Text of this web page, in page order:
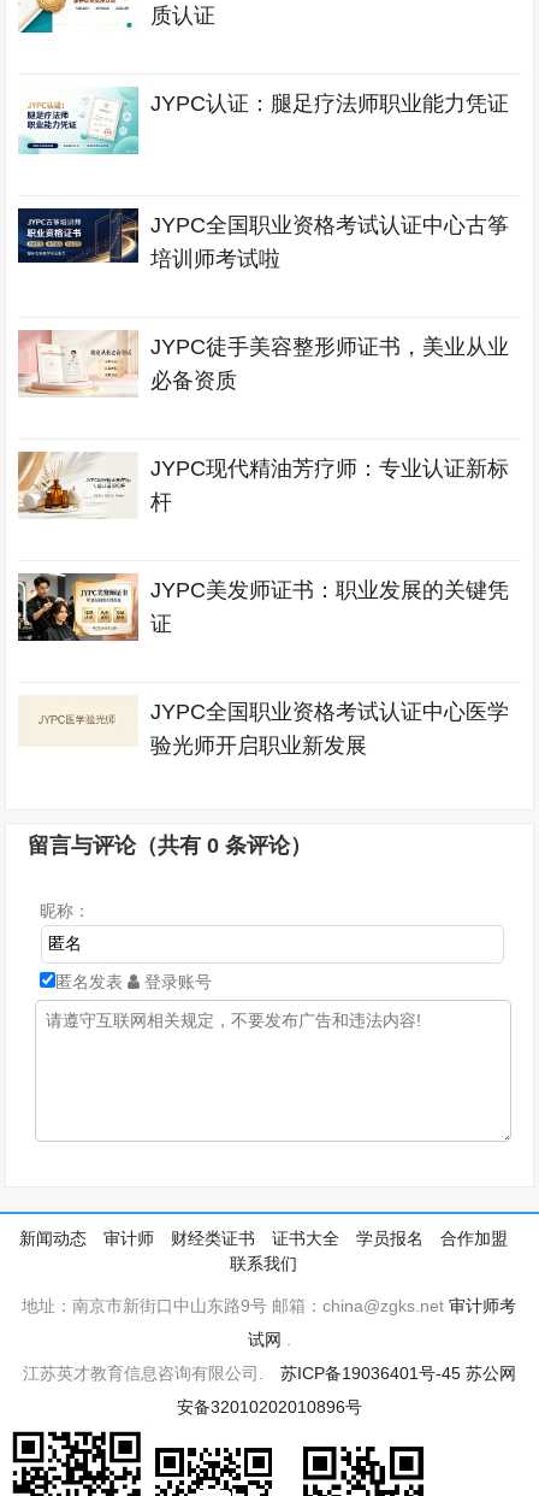
质认证
JYPC认证：腿足疗法师职业能力凭证
JYPC全国职业资格考试认证中心古筝
培训师考试啦
JYPC徒手美容整形师证书，美业从业
必备资质
JYPC现代精油芳疗师：专业认证新标
杆
JYPC美发师证书：职业发展的关键凭
证
JYPC全国职业资格考试认证中心医学
验光师开启职业新发展
留言与评论（共有0 条评论）
昵称：
匿名发表 登录账号
新闻动态 审计师 财经类证书 证书大全 学员报名
合作加盟
联系我们
地址：南京市新街口中山东路9号 邮箱：china@zgks.net审计师考
试网
江苏英才教育信息咨询有限公司. 苏ICP备19036401号-45 苏公网
安备32010202010896号